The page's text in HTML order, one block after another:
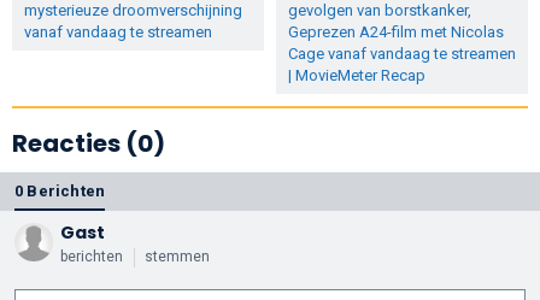
mysterieuze droomverschijning
vanaf vandaag te streamen
gevolgen van borstkanker,
Geprezen A24-film met Nicolas
Cage vanaf vandaag te streamen
| MovieMeter Recap
Reacties (0)
0 Berichten
Gast
berichten stemmen